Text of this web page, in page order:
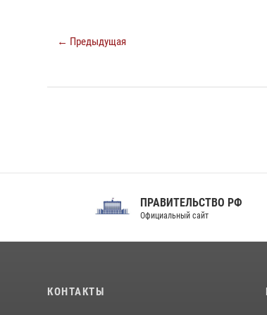
← Предыдущая
ПРАВИТЕЛЬСТВО РФ
Официальный сайт
КОНТАКТЫ